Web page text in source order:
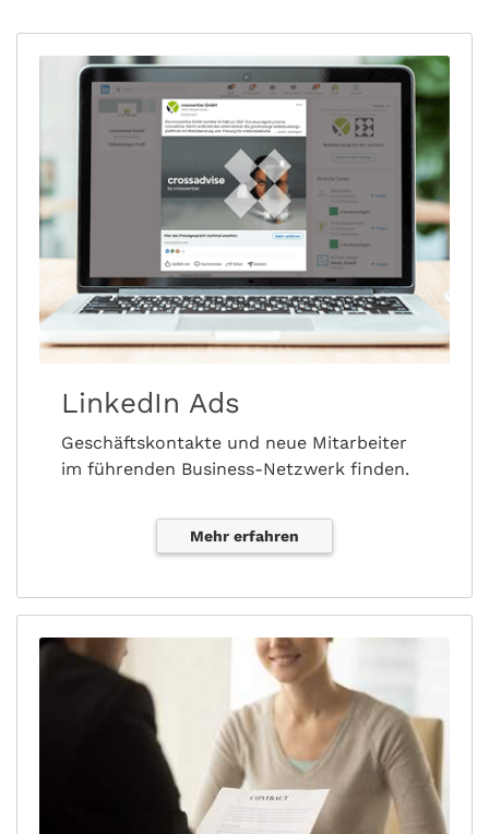
LinkedIn Ads
Geschäftskontakte und neue Mitarbeiter
im führenden Business-Netzwerk finden.
Mehr erfahren